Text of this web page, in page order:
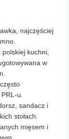
najczęściej
kuchni,
w
u.
sandacz i
stołach.
mięsem i